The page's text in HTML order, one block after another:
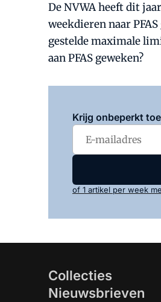
De NVWA heeft dit
weekdieren naar
gestelde maximale
aan PFAS geweken?
Krijg onbeperkt
of 1 artikel per week
Collecties
Nieuwsbrieven